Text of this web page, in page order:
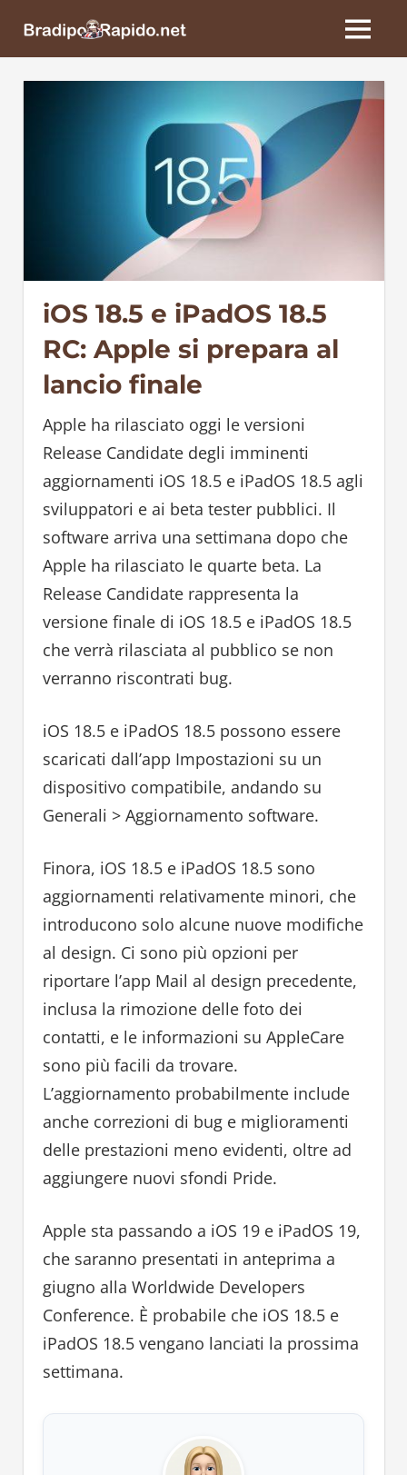
BradipoRapido.net
MENU
iOS 18.5 e iPadOS 18.5
RC: Apple si prepara al
lancio finale
Apple ha rilasciato oggi le versioni
Release Candidate degli imminenti
aggiornamenti iOS 18.5 e iPadOS 18.5 agli
sviluppatori e ai beta tester pubblici. Il
software arriva una settimana dopo che
Apple ha rilasciato le quarte beta. La
Release Candidate rappresenta la
versione finale di iOS 18.5 e iPadOS 18.5
che verrà rilasciata al pubblico se non
verranno riscontrati bug.
iOS 18.5 e iPadOS 18.5 possono essere
scaricati dall’app Impostazioni su un
dispositivo compatibile, andando su
Generali > Aggiornamento software.
Finora, iOS 18.5 e iPadOS 18.5 sono
aggiornamenti relativamente minori, che
introducono solo alcune nuove modifiche
al design. Ci sono più opzioni per
riportare l’app Mail al design precedente,
inclusa la rimozione delle foto dei
contatti, e le informazioni su AppleCare
sono più facili da trovare.
L’aggiornamento probabilmente include
anche correzioni di bug e miglioramenti
delle prestazioni meno evidenti, oltre ad
aggiungere nuovi sfondi Pride.
Apple sta passando a iOS 19 e iPadOS 19,
che saranno presentati in anteprima a
giugno alla Worldwide Developers
Conference. È probabile che iOS 18.5 e
iPadOS 18.5 vengano lanciati la prossima
settimana.